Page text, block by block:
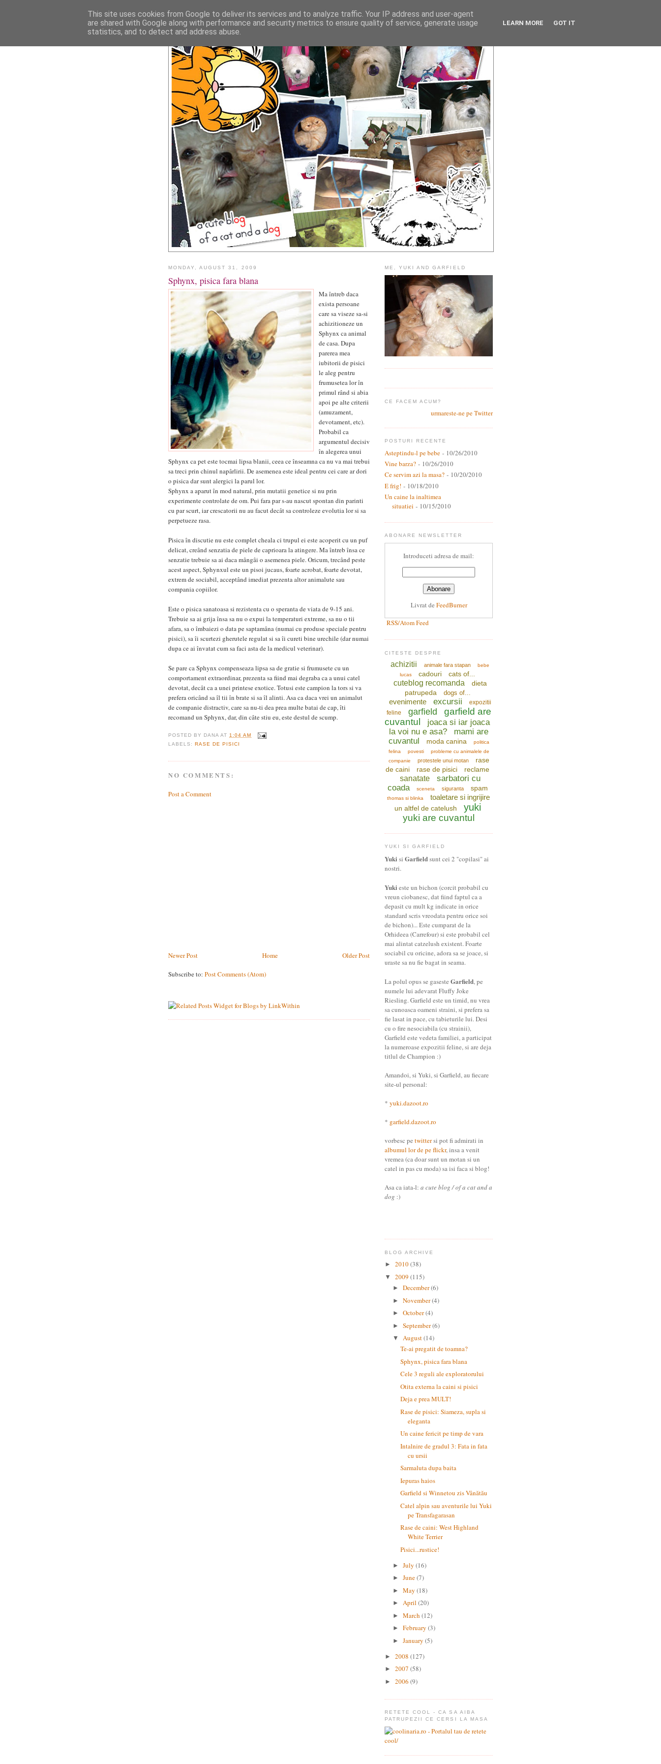
MONDAY, AUGUST 31, 2009
Sphynx, pisica fara blana
Ma întreb daca
exista persoane
care sa viseze sa-si
achizitioneze un
Sphynx ca animal
de casa. Dupa
parerea mea
iubitorii de pisici
le aleg pentru
frumusetea lor în
primul rând si abia
apoi pe alte criterii
(amuzament,
devotament, etc).
Probabil ca
argumentul decisiv
în alegerea unui
Sphynx ca pet este tocmai lipsa blanii, ceea ce înseamna ca nu va mai trebui
sa treci prin chinul napârlirii. De asemenea este ideal pentru cei care ar dori
o pisica dar sunt alergici la parul lor.
Sphynx a aparut în mod natural, prin mutatii genetice si nu prin
experimente controlate de om. Pui fara par s-au nascut spontan din parinti
cu par scurt, iar crescatorii nu au facut decât sa controleze evolutia lor si sa
perpetueze rasa.
Pisica în discutie nu este complet cheala ci trupul ei este acoperit cu un puf
delicat, creând senzatia de piele de caprioara la atingere. Ma întreb însa ce
senzatie trebuie sa ai daca mângâi o asemenea piele. Oricum, trecând peste
acest aspect, Sphynxul este un pisoi jucaus, foarte acrobat, foarte devotat,
extrem de sociabil, acceptând imediat prezenta altor animalute sau
compania copiilor.
Este o pisica sanatoasa si rezistenta cu o speranta de viata de 9-15 ani.
Trebuie sa ai grija însa sa nu o expui la temperaturi extreme, sa nu o tii
afara, sa o îmbaiezi o data pe saptamâna (numai cu produse speciale pentru
pisici), sa îi scurtezi gherutele regulat si sa îi cureti bine urechile (dar numai
dupa ce ai învatat cum sa faci asta de la medicul veterinar).
Se pare ca Sphynx compenseaza lipsa sa de gratie si frumusete cu un
comportament extraordinar, prezenta sa fiind mai degraba ca a unui catel
devotat, decât ca a unei printese exotice. Totusi este campion la tors si va
prefera oricând sa îl tii în brate si sa îl alinti. Asa ca daca vrei un animalut
de companie distractiv, care sa nu-ti dea prea multe batai de cap, îti
recomand un Sphynx, dar, din câte stiu eu, este destul de scump.
POSTED BY DANA AT 1:04 AM
LABELS:RASE DE PISICI
NO COMMENTS:
Post a Comment
Newer Post Older Post
Home
Subscribe to: Post Comments (Atom)
ME, YUKI AND GARFIELD
CE FACEM ACUM?
urmareste-ne pe Twitter
POSTURI RECENTE
Asteptindu-l pe bebe - 10/26/2010
Vine barza? - 10/26/2010
Ce servim azi la masa? - 10/20/2010
E frig! - 10/18/2010
Un caine la inaltimea
situatiei - 10/15/2010
ABONARE NEWSLETTER
Introduceti adresa de mail:
Livrat de FeedBurner
RSS/Atom Feed
CITESTE DESPRE
achizitii animale fara stapan
bebe
lucas
cadouri cats of...
cuteblog recomanda
dieta
patrupeda
dogs of...
evenimente excursii
expozitii
feline
garfield
garfield are
cuvantul
joaca si iar joaca
la voi nu e asa?
mami are
cuvantul
moda canina
politica
felina
povesti
probleme cu animalele de
companie
protestele unui motan
rase
de caini
rase de pisici reclame
sanatate
sarbatori cu
coada
sceneta siguranta spam
thomas si blinka toaletare si ingrijire
un altfel de catelush yuki
yuki are cuvantul
YUKI SI GARFIELD
Yuki si Garfieldsunt cei 2 "copilasi" ai
nostri.
Yuki este un bichon (corcit probabil cu
vreun ciobanesc, dat fiind faptul ca a
depasit cu mult kg indicate in orice
standard scris vreodata pentru orice soi
de bichon)... Este cumparat de la
Orhideea (Carrefour) si este probabil cel
mai alintat catzelush existent. Foarte
sociabil cu oricine, adora sa se joace, si
uraste sa nu fie bagat in seama.
La polul opus se gaseste Garfield, pe
numele lui adevarat Fluffy Joke
Riesling. Garfield este un timid, nu vrea
sa cunoasca oameni straini, si prefera sa
fie lasat in pace, cu tabieturile lui. Desi
cu o fire nesociabila (cu strainii),
Garfield este vedeta familiei, a participat
la numeroase expozitii feline, si are deja
titlul de Champion :)
Amandoi, si Yuki, si Garfield, au fiecare
site-ul personal:
* yuki.dazoot.ro
* garfield.dazoot.ro
vorbesc pe twittersi pot fi admirati in
albumul lor de pe flickr, insa a venit
vremea (ca doar sunt un motan si un
catel in pas cu moda) sa isi faca si blog!
Asa ca iata-l: a cute blog / of a cat and a
dog :)
BLOG ARCHIVE
► 2010(38)
▼ 2009 (115)
► December(6)
► November(4)
► October(4)
► September(6)
▼ August(14)
Te-ai pregatit de toamna?
Sphynx, pisica fara blana
Cele 3 reguli ale exploratorului
Otita externa la caini si pisici
Deja e prea MULT!
Rase de pisici: Siameza, supla si
eleganta
Un caine fericit pe timp de vara
Intalnire de gradul 3: Fata in fata
cu ursii
Sarmaluta dupa baita
Iepuras haios
Garfield si Winnetou zis Vânătău
Catel alpin sau aventurile lui Yuki
pe Transfagarasan
Rase de caini: West Highland
White Terrier
Pisici...rustice!
► July (16)
► June(7)
► May (18)
► April (20)
► March (12)
► February (3)
► January (5)
► 2008 (127)
► 2007 (58)
► 2006 (9)
RETETE COOL - CA SA AIBA
PATRUPEZII CE CERSI LA MASA
This site uses cookies from Google to deliver its services and to analyze traffic. Your IP address and user-agent
are shared with Google along with performance and security metrics to ensure quality of service, generate usage
statistics, and to detect and address abuse.
LEARN MORE GOT IT